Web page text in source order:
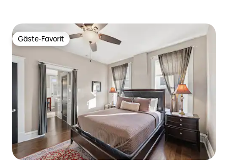
Gäste-Favorit
Gäste-Favorit